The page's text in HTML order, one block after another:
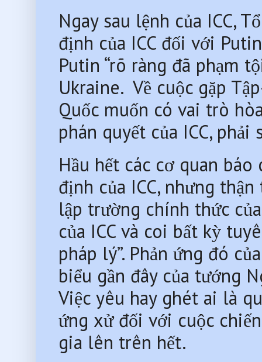
Ngay sau lệnh của ICC,
định của ICC đối với
Putin “rõ ràng đã phạm
Ukraine.  Về cuộc gặp
Quốc muốn có vai trò
phán quyết của ICC,
Hầu hết các cơ quan
định của ICC, nhưng
lập trường chính thức
của ICC và coi bất kỳ
pháp lý”. Phản ứng đó
biểu gần đây của tướng
Việc yêu hay ghét ai là
ứng xử đối với cuộc
gia lên trên hết.